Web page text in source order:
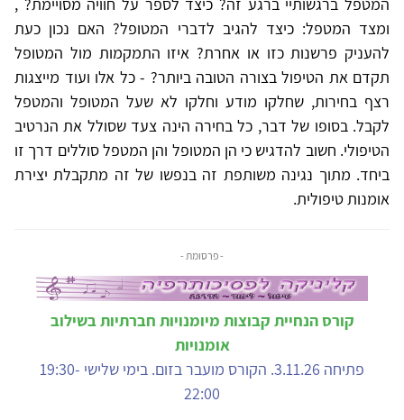
ומצד המטפל: כיצד להגיב לדברי המטופל? האם נכון כעת
להעניק פרשנות כזו או אחרת? איזו התמקמות מול המטופל
תקדם את הטיפול בצורה הטובה ביותר? - כל אלו ועוד מייצגות
רצף בחירות, שחלקו מודע וחלקו לא שעל המטופל והמטפל
לקבל. בסופו של דבר, כל בחירה הינה צעד שסולל את הנרטיב
הטיפולי. חשוב להדגיש כי הן המטופל והן המטפל סוללים דרך זו
ביחד. מתוך נגינה משותפת זה בנפשו של זה מתקבלת יצירת
אומנות טיפולית.
- פרסומת -
קורס הנחיית קבוצות מיומנויות חברתיות בשילוב
אומנויות
פתיחה 3.11.26. הקורס מועבר בזום. בימי שלישי 19:30-
22:00